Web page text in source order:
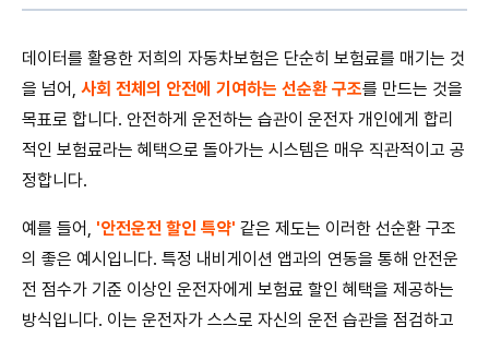
데이터를 활용한 저희의 자동차보험은 단순히 보험료를 매기는 것
을 넘어, 사회 전체의 안전에 기여하는 선순환 구조를 만드는 것을
목표로 합니다. 안전하게 운전하는 습관이 운전자 개인에게 합리
적인 보험료라는 혜택으로 돌아가는 시스템은 매우 직관적이고 공
정합니다.
예를 들어, '안전운전 할인 특약' 같은 제도는 이러한 선순환 구조
의 좋은 예시입니다. 특정 내비게이션 앱과의 연동을 통해 안전운
전 점수가 기준 이상인 운전자에게 보험료 할인 혜택을 제공하는
방식입니다. 이는 운전자가 스스로 자신의 운전 습관을 점검하고